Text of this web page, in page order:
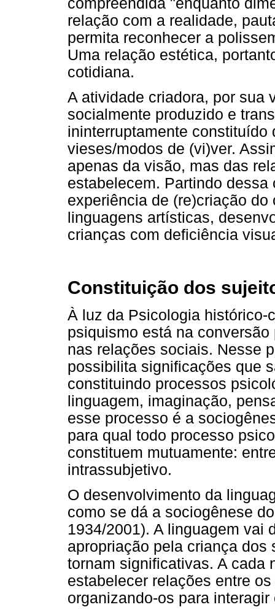
relação com a realidade,
permita reconhecer a
Uma relação estética,
cotidiana.
A atividade criadora, por sua
socialmente produzido e
ininterruptamente
vieses/modos de (vi)ver.
apenas da visão, mas das
estabelecem. Partindo
experiência de (re)criação
linguagens artísticas,
crianças com deficiência
Constituição dos
À luz da Psicologia
psiquismo está na
nas relações sociais. Nesse
possibilita significações que
constituindo processos
linguagem, imaginação,
esse processo é a
para qual todo processo
constituem mutuamente:
intrassubjetivo.
O desenvolvimento da
como se dá a sociogênese
1934/2001). A linguagem vai
apropriação pela criança
tornam significativas. A cada
estabelecer relações entre
organizando-os para